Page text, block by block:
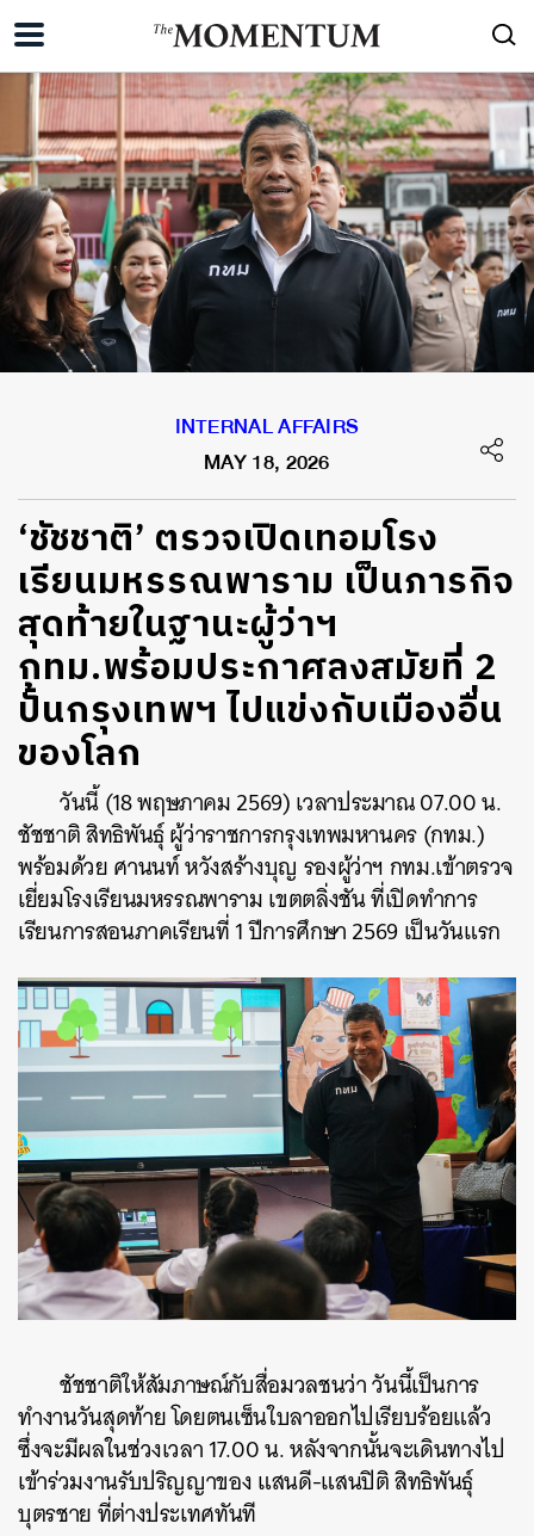
INTERNAL AFFAIRS
MAY 18, 2026
‘ชัชชาติ’ ตรวจเปิดเทอมโรง
เรียนมหรรณพาราม เป็นภารกิจ
สุดท้ายในฐานะผู้ว่าฯ
กทม.พร้อมประกาศลงสมัยที่ 2
ปั้นกรุงเทพฯ ไปแข่งกับเมืองอื่น
ของโลก
วันนี้ (18 พฤษภาคม 2569) เวลาประมาณ 07.00 น.
ชัชชาติ สิทธิพันธุ์ ผู้ว่าราชการกรุงเทพมหานคร (กทม.)
พร้อมด้วย ศานนท์ หวังสร้างบุญ รองผู้ว่าฯ กทม.เข้าตรวจ
เยี่ยมโรงเรียนมหรรณพาราม เขตตลิ่งชัน ที่เปิดทำการ
เรียนการสอนภาคเรียนที่ 1 ปีการศึกษา 2569 เป็นวันแรก
ชัชชาติให้สัมภาษณ์กับสื่อมวลชนว่า วันนี้เป็นการ
ทำงานวันสุดท้าย โดยตนเซ็นใบลาออกไปเรียบร้อยแล้ว
ซึ่งจะมีผลในช่วงเวลา 17.00 น. หลังจากนั้นจะเดินทางไป
เข้าร่วมงานรับปริญญาของ แสนดี-แสนปิติ สิทธิพันธุ์
บุตรชาย ที่ต่างประเทศทันที